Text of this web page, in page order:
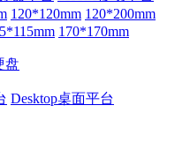
120*120mm 120*200mm
170*170mm
盘
Desktop桌面平台